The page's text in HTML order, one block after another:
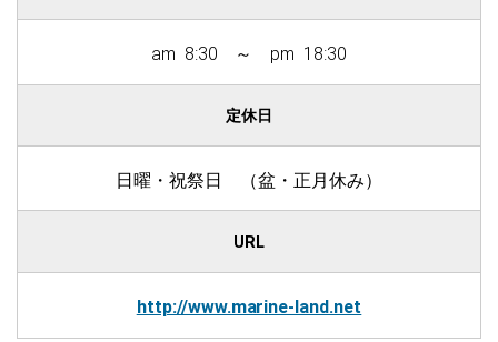
am 8:30 ～ pm 18:30
定休日
日曜・祝祭日 （盆・正月休み）
URL
http://www.marine-land.net